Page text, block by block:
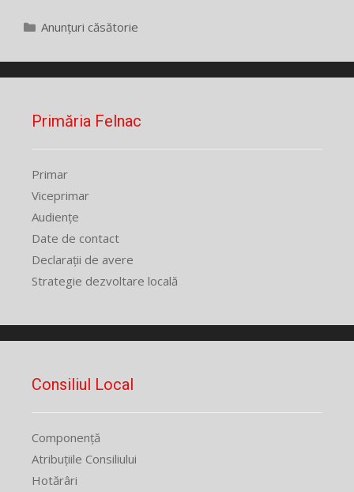
Categorii
Anunțuri căsătorie
Primăria Felnac
Primar
Viceprimar
Audiențe
Date de contact
Declarații de avere
Strategie dezvoltare locală
Consiliul Local
Componență
Atribuțiile Consiliului
Hotărâri